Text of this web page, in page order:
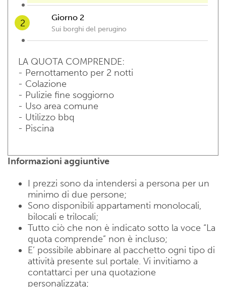
2
Giorno 2
Sui borghi del perugino
LA QUOTA COMPRENDE:
- Pernottamento per 2 notti
- Colazione
- Pulizie fine soggiorno
- Uso area comune
- Utilizzo bbq
- Piscina
Informazioni aggiuntive
I prezzi sono da intendersi a persona per un
minimo di due persone;
Sono disponibili appartamenti monolocali,
bilocali e trilocali;
Tutto ciò che non è indicato sotto la voce “La
quota comprende” non è incluso;
E’ possibile abbinare al pacchetto ogni tipo di
attività presente sul portale. Vi invitiamo a
contattarci per una quotazione
personalizzata;